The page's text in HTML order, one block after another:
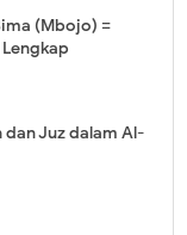
(Mbojo) =
dan Juz dalam Al-